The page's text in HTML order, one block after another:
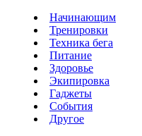
Начинающим
Тренировки
Техника бега
Питание
Здоровье
Экипировка
Гаджеты
События
Другое